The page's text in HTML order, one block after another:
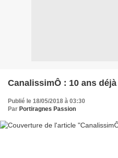
CanalissimÔ : 10 ans déjà
Publié le 18/05/2018 à 03:30
Par Portiragnes Passion